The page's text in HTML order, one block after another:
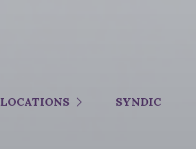
LOCATIONS SYNDIC